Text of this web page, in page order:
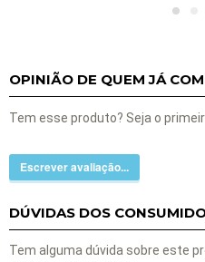
OPINIÃO DE QUEM JÁ
Tem esse produto? Seja o
Escrever avaliação...
DÚVIDAS DOS
Tem alguma dúvida sobre este